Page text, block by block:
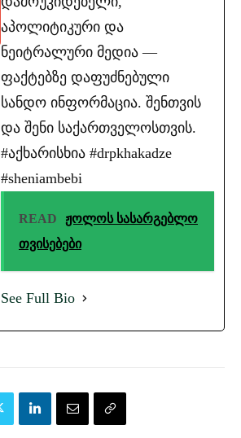
აპოლიტიკური და
ნეიტრალური მედია —
ფაქტებზე დაფუძნებული
სანდო ინფორმაცია. შენთვის
და შენი საქართველოსთვის.
#აქხარისხია #drpkhakadze
#sheniambebi
READ
ჟოლოს სასარგებლო
თვისებები
See Full Bio